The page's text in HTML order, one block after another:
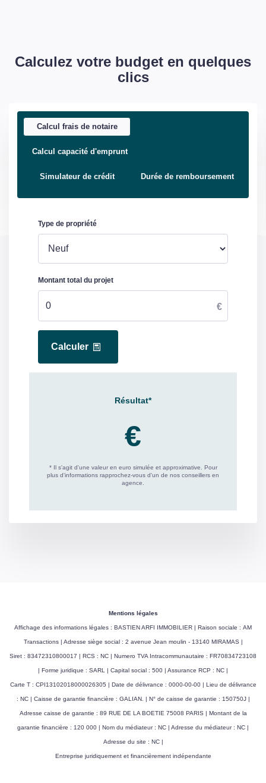
Calculez votre budget en quelques
clics
Calcul frais de notaire
Calcul capacité d'emprunt
Simulateur de crédit Durée de remboursement
Mentions légales
Affichage des informations légales : BASTIEN ARFI IMMOBILIER | Raison sociale : AM
Transactions | Adresse siège social : 2 avenue Jean moulin - 13140 MIRAMAS |
Siret : 83472310800017 | RCS : NC | Numero TVA Intracommunautaire : FR70834723108
| Forme juridique : SARL | Capital social : 500 | Assurance RCP : NC |
Carte T : CPI13102018000026305 | Date de délivrance : 0000-00-00 | Lieu de délivrance
: NC | Caisse de garantie financière : GALIAN. | N° de caisse de garantie : 150750J |
Adresse caisse de garantie : 89 RUE DE LA BOETIE 75008 PARIS | Montant de la
garantie financière : 120 000 | Nom du médiateur : NC | Adresse du médiateur : NC |
Adresse du site : NC |
Entreprise juridiquement et financièrement indépendante